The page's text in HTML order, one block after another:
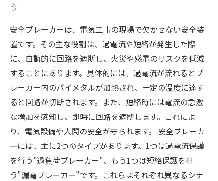
う
安全ブレーカーは、電気工事の現場で欠かせない安全装
置です。その主な役割は、過電流や短絡が発生した際
に、自動的に回路を遮断し、火災や感電のリスクを低減
することにあります。具体的には、過電流が流れるとブ
レーカー内のバイメタルが加熱され、一定の温度に達す
ると回路が切断されます。また、短絡時には電流の急激
な増加を感知し、即時に回路を遮断します。これによ
り、電気設備や人間の安全が守られます。 安全ブレーカ
ーには、主に2つのタイプがあります。1つは過電流保護
を行う"過負荷ブレーカー"、もう1つは短絡保護を担
う"漏電ブレーカー"です。これらはそれぞれ異なるシナ